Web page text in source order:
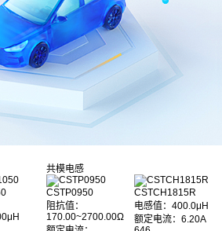
共模电感
CSTP0950
阻抗值：
170.00~2700.00Ω
CSTCH1815R
电感值 ：400.0μH
额定电流：6.20A